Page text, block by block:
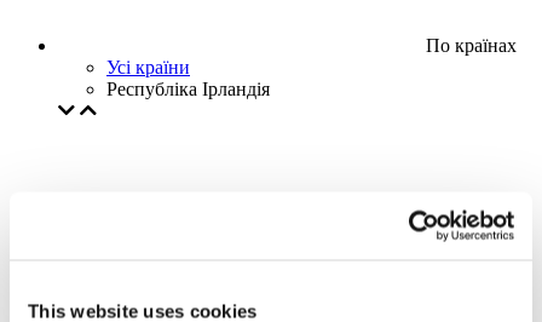
This website uses cookies
По країнах
Усі країни
Республіка Ірландія